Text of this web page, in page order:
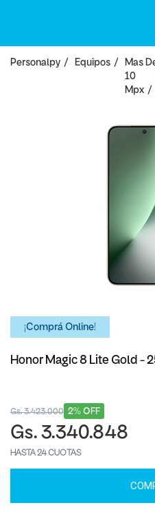
Personalpy Equipos
Mas
10
Mpx
¡Comprá Online!
Honor Magic 8 Lite Gold -
2% OFF
Gs. 3.423.000
Gs. 3.340.848
HASTA 24 CUOTAS